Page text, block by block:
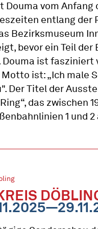
Douma vom
entlang der
Bezirksmuseum
bevor ein Teil
Douma ist fasziniert
Motto ist: „Ich male
Der Titel der
das zwischen
1 und